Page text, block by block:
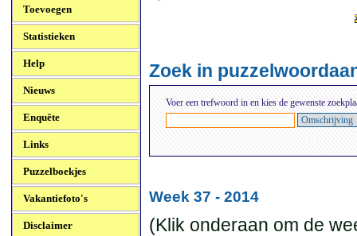
Toevoegen
Statistieken
Help
Nieuws
Enquête
Links
Puzzelboekjes
Vakantiefoto's
Disclaimer
Zoek in
Voer een trefwoord in en kies de gewenste
Week 37 - 2014
(Klik onderaan om de